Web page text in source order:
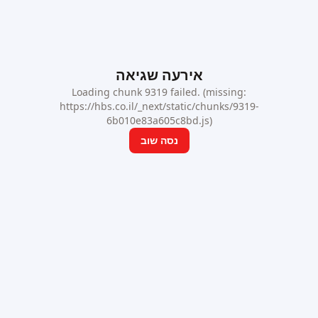
אירעה שגיאה
Loading chunk 9319 failed. (missing:
https://hbs.co.il/_next/static/chunks/9319-
6b010e83a605c8bd.js)